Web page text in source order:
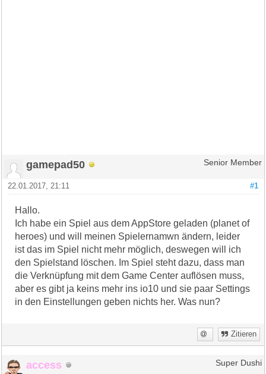
gamepad50 Senior Member
#1
22.01.2017, 21:11
Hallo.
Ich habe ein Spiel aus dem AppStore geladen (planet of
heroes) und will meinen Spielernamwn ändern, leider
ist das im Spiel nicht mehr möglich, deswegen will ich
den Spielstand löschen. Im Spiel steht dazu, dass man
die Verknüpfung mit dem Game Center auflösen muss,
aber es gibt ja keins mehr ins io10 und sie paar Settings
in den Einstellungen geben nichts her. Was nun?
Zitieren
access Super Dushi